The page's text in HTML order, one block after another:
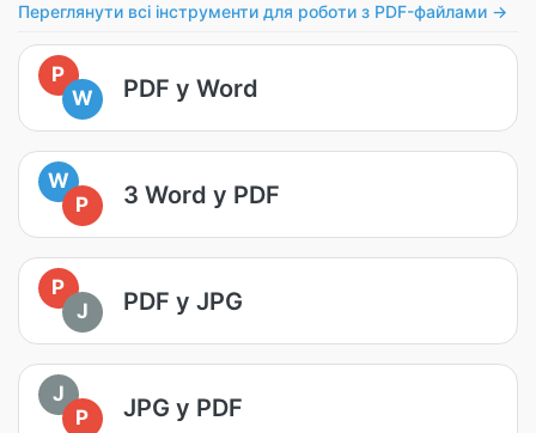
Переглянути всі інструменти для роботи з PDF-файлами →
P
W
PDF у Word
W
P
З Word у PDF
P
J
PDF у JPG
J
P
JPG у PDF